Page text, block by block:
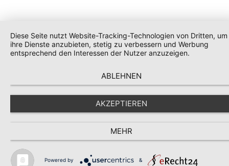
Diese Seite nutzt Website-Tracking-Technologien von Dritten, um
ihre Dienste anzubieten, stetig zu verbessern und Werbung
entsprechend den Interessen der Nutzer anzuzeigen.
ABLEHNEN
AKZEPTIEREN
MEHR
Powered by &